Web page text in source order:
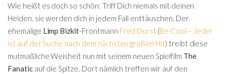
Wie heißt es doch so schön: Triff Dich niemals mit deinen
Helden, sie werden dich in jedem Fall enttäuschen. Der
ehemalige Limp Bizkit-Frontmann Fred Durst (Be Cool – Jeder
ist auf der Suche nach dem nächsten großen Hit) treibt diese
mutmaßliche Weisheit nun mit seinem neuen Spielfilm The
Fanaticauf die Spitze. Dort nämlich treffen wir auf den